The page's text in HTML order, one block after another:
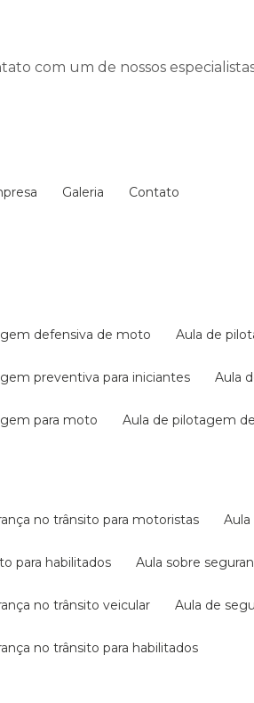
com um de nossos
Galeria Contato
defensiva de moto aula de
preventiva para iniciantes aula
para moto aula de pilotagem
no trânsito para motoristas
para habilitados aula sobre
no trânsito veicular aula de
no trânsito para habilitados